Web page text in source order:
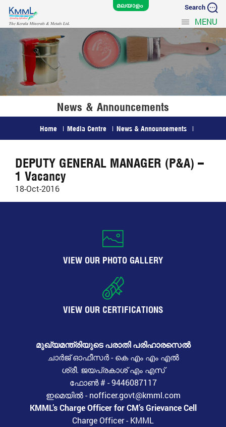
Search
MENU
News & Announcements
Home Media Centre News & Announcements
DEPUTY GENERAL MANAGER (P&A) –
1 Vacancy
18-Oct-2016
VIEW OUR PHOTO GALLERY
VIEW OUR CERTIFICATIONS
മുഖ്യമന്ത്രിയുടെ പരാതി പരിഹാരസെൽ
ചാർജ് ഓഫീസർ - കെ എം എം എൽ
ശ്രീ. ജയപ്രകാശ് എം എസ്
ഫോൺ # - 9446087117
ഇമെയിൽ - nofficer.govt@kmml.com
KMML’s Charge Officer for CM’s Grievance Cell
Charge Officer - KMML